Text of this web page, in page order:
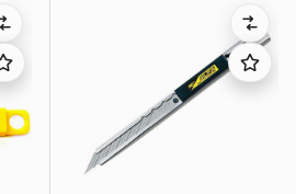
Vergelijken